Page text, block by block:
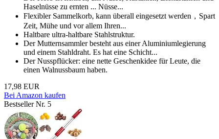
Haselnüsse zu ernten ... Nüsse...
️Flexibler Sammelkorb, kann überall eingesetzt werden，Spart
Zeit, Mühe und vor allem Ihren...
️Haltbare ultra-haltbare Stahlstruktur.
️Der Mutternsammler besteht aus einer Aluminiumlegierung
und einem Stahldraht. Es hat eine Schicht...
️Der Nusspflücker: eine nette Geschenkidee für Leute, die
einen Walnussbaum haben.
17,98 EUR
Bei Amazon kaufen
Bestseller Nr. 5